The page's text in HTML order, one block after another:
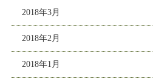
2018年3月
2018年2月
2018年1月